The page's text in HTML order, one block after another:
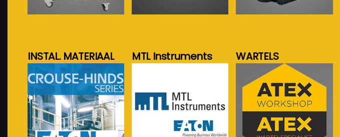
meer info...
INSTAL. MATERIAAL MTL Instruments WARTELS